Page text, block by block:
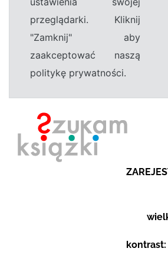
przeglądarki. Kliknij
"Zamknij" aby
zaakceptować naszą
politykę prywatności.
kontrast: